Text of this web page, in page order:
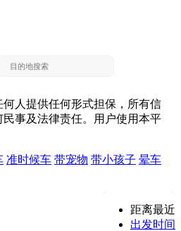
人提供任何形式担保，所有信
事及法律责任。用户使用本平
准时候车 带宠物 带小孩子 晕车
距离最近
出发时间